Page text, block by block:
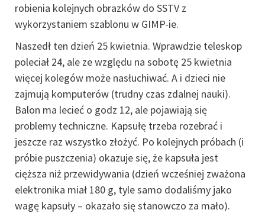
robienia kolejnych obrazków do SSTV z
wykorzystaniem szablonu w GIMP-ie.
Naszedł ten dzień 25 kwietnia. Wprawdzie teleskop
poleciał 24, ale ze względu na sobotę 25 kwietnia
więcej kolegów może nasłuchiwać. A i dzieci nie
zajmują komputerów (trudny czas zdalnej nauki).
Balon ma lecieć o godz 12, ale pojawiają się
problemy techniczne. Kapsułę trzeba rozebrać i
jeszcze raz wszystko złożyć. Po kolejnych próbach (i
próbie puszczenia) okazuje się, że kapsuła jest
cięższa niż przewidywania (dzień wcześniej zważona
elektronika miał 180 g, tyle samo dodaliśmy jako
wagę kapsuły – okazało się stanowczo za mało).